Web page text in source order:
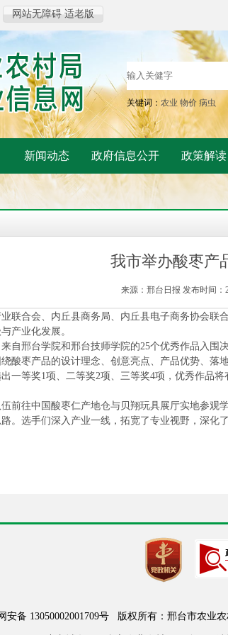
网站无障碍 适老版
关键词： 农业 物价 病虫
新闻动态 政府信息公开 政策解读
我市举办酸枣产
来源：邢台日报 发布时间：
联合会、内丘县商务局、内丘县电子商务协会联
产业化发展。
自邢台学院和邢台技师学院的25个优秀作品入
酸枣产品的设计理念、创意亮点、产品优势、落
一等奖1项、二等奖2项、三等奖4项，优秀作品
前往中国酸枣仁产地仓与贝翔玩具展厅实地参
。选手们深入产业一线，拓宽了专业视野，深化
安备 13050002001709号 版权所有：邢台市农业